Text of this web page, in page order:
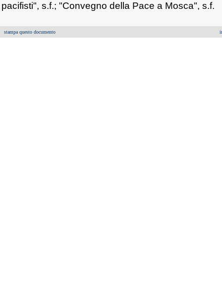
pacifisti", s.f.; "Convegno della Pace a Mosca", s.f.
stampa questo documento